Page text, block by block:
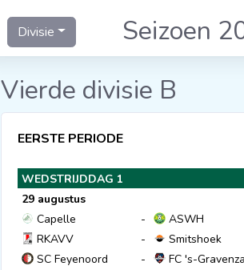
Divisie
Seizoen
Vierde divisie B
EERSTE PERIODE
WEDSTRIJDDAG 1
29 augustus
Capelle
-
ASWH
RKAVV
-
Smitshoek
SC Feyenoord
-
FC 's-